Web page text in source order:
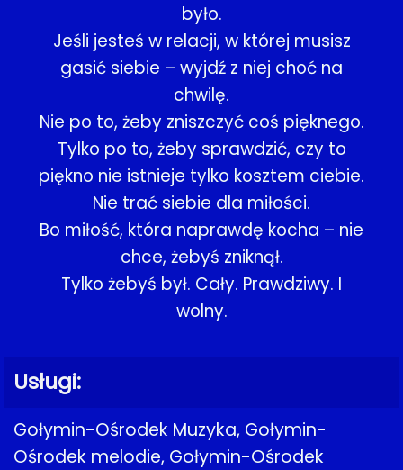
było.
Jeśli jesteś w relacji, w której musisz
gasić siebie – wyjdź z niej choć na
chwilę.
Nie po to, żeby zniszczyć coś pięknego.
Tylko po to, żeby sprawdzić, czy to
piękno nie istnieje tylko kosztem ciebie.
Nie trać siebie dla miłości.
Bo miłość, która naprawdę kocha – nie
chce, żebyś zniknął.
Tylko żebyś był. Cały. Prawdziwy. I
wolny.
Usługi:
Gołymin-Ośrodek Muzyka, Gołymin-
Ośrodek melodie, Gołymin-Ośrodek